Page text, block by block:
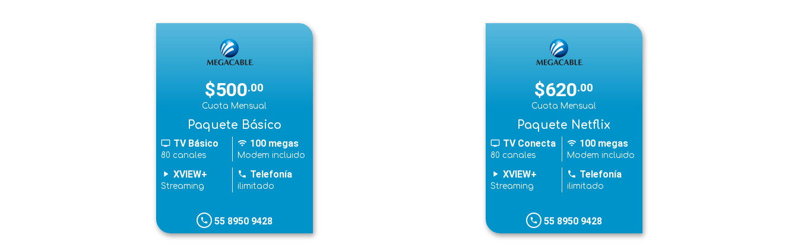
$500.00
Cuota Mensual
Paquete Básico
tv TV Básico
80 canales
wifi 100 megas
Modem incluido
play_arrow XVIEW+
Streaming
phone Telefonía
ilimitado
phone 55 8950 9428
$620.00
Cuota Mensual
Paquete Netflix
tv TV Conecta
80 canales
wifi 100 megas
Modem incluido
play_arrow XVIEW+
Streaming
phone Telefonía
ilimitado
phone 55 8950 9428